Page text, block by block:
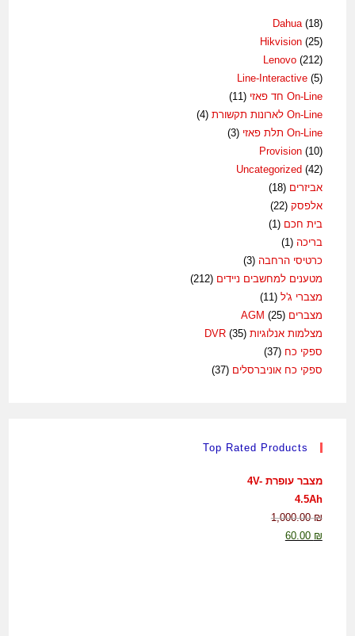
Dahua (18)
Hikvision (25)
Lenovo (212)
Line-Interactive (5)
On-Line חד פאזי
(11)
On-Line לארונות תקשורת
(4)
On-Line תלת פאזי
(3)
Provision (10)
Uncategorized (42)
אביזרים (18)
אלפסק (22)
בית חכם (1)
בריכה (1)
כרטיסי הרחבה (3)
מטענים למחשבים ניידים (212)
מצברי ג'ל (11)
מצברים AGM(25)
מצלמות אנלוגיות DVR(35)
ספקי כח (37)
ספקי כח אוניברסלים (37)
Top Rated Products
מצבר עופרת 4V-
4.5Ah
1,000.00₪
60.00 ₪